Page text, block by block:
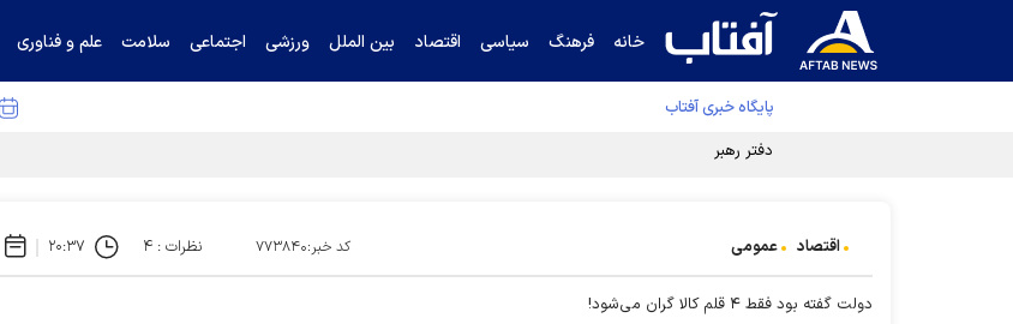
خانه فرهنگ سیاسی اقتصاد بین الملل ورزشی اجتماعی سلامت علم و فناوری
پایگاه خبری آفتاب
دفتر رهبر انقلاب ادعای خرازی درباره پزشکیان را تکذیب کرد
اقتصاد عمومی کد خبر:۷۷۳۸۴۰ نظرات : ۴ ۲۰:۳۷
دولت گفته بود فقط ۴ قلم کالا گران می‌شود!